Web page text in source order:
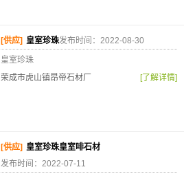
[供应] 皇室珍珠发布时间：2022-08-30
皇室珍珠
荣成市虎山镇昂帝石材厂
[了解详情]
[供应] 皇室珍珠皇室啡石材
发布时间：2022-07-11